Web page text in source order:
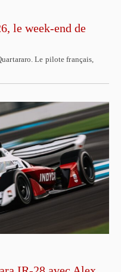
le week-end de
Le pilote français,